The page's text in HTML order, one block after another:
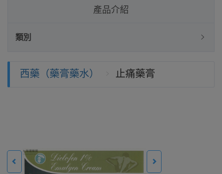
產品介紹
類別
西藥（藥膏藥水） 止痛藥膏